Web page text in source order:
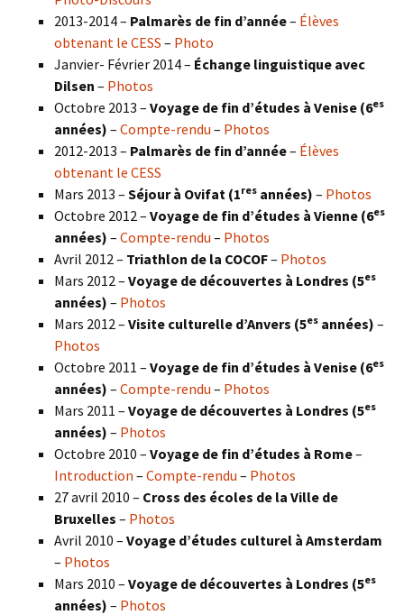
2013-2014 – Palmarès de fin d’année– Élèves
obtenant le CESS – Photo
Janvier- Février 2014 – Échange linguistique avec
Dilsen – Photos
Octobre 2013 – Voyage de fin d’études à Venise (6es
années) – Compte-rendu – Photos
2012-2013 – Palmarès de fin d’année– Élèves
obtenant le CESS
Mars 2013 – Séjour à Ovifat (1res années) – Photos
Octobre 2012 – Voyage de fin d’études à Vienne (6es
années) – Compte-rendu – Photos
Avril 2012 – Triathlon de la COCOF– Photos
Mars 2012 – Voyage de découvertes à Londres (5es
années) – Photos
Mars 2012 – Visite culturelle d’Anvers (5es années) –
Photos
Octobre 2011 – Voyage de fin d’études à Venise (6es
années) – Compte-rendu – Photos
Mars 2011 – Voyage de découvertes à Londres (5es
années) – Photos
Octobre 2010 – Voyage de fin d’études à Rome–
Introduction – Compte-rendu – Photos
27 avril 2010 – Cross des écoles de la Ville de
Bruxelles – Photos
Avril 2010 – Voyage d’études culturel à Amsterdam
– Photos
Mars 2010 – Voyage de découvertes à Londres (5es
années) – Photos